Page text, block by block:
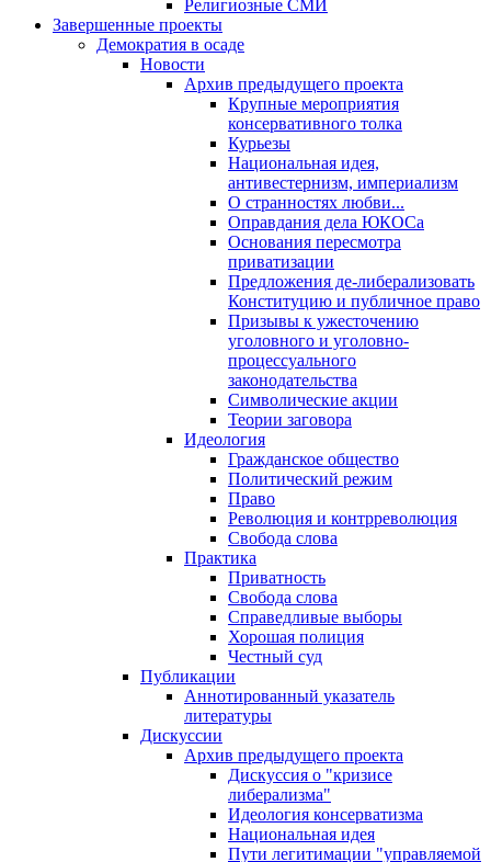
Религиозные СМИ
Завершенные проекты
Демократия в осаде
Новости
Архив предыдущего проекта
Крупные мероприятия
консервативного толка
Курьезы
Национальная идея,
антивестернизм, империализм
О странностях любви...
Оправдания дела ЮКОСа
Основания пересмотра
приватизации
Предложения де-либерализовать
Конституцию и публичное право
Призывы к ужесточению
уголовного и уголовно-
процессуального
законодательства
Символические акции
Теории заговора
Идеология
Гражданское общество
Политический режим
Право
Революция и контрреволюция
Свобода слова
Практика
Приватность
Свобода слова
Справедливые выборы
Хорошая полиция
Честный суд
Публикации
Аннотированный указатель
литературы
Дискуссии
Архив предыдущего проекта
Дискуссия о "кризисе
либерализма"
Идеология консерватизма
Национальная идея
Пути легитимации "управляемой